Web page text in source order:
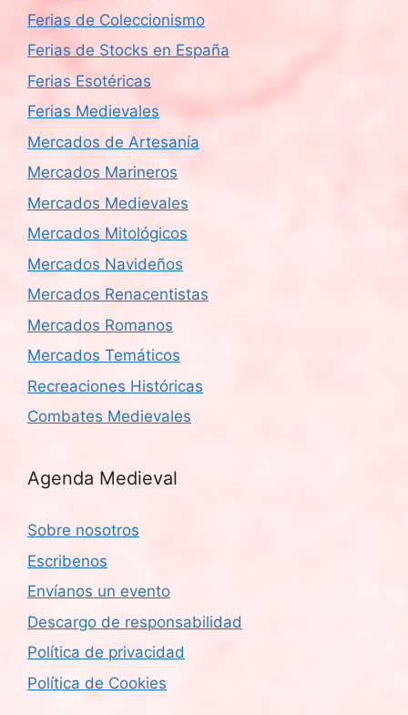
Ferias de Coleccionismo
Ferias de Stocks en España
Ferias Esotéricas
Ferias Medievales
Mercados de Artesanía
Mercados Marineros
Mercados Medievales
Mercados Mitológicos
Mercados Navideños
Mercados Renacentistas
Mercados Romanos
Mercados Temáticos
Recreaciones Históricas
Combates Medievales
Agenda Medieval
Sobre nosotros
Escribenos
Envíanos un evento
Descargo de responsabilidad
Política de privacidad
Política de Cookies